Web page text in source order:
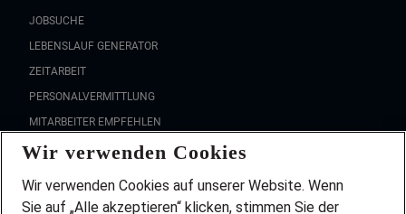
JOBSUCHE
LEBENSLAUF GENERATOR
ZEITARBEIT
PERSONALVERMITTLUNG
MITARBEITER EMPFEHLEN
FAQ
Wir stellen ein!
DEINE BERUFSGRUPPE
Wir verwenden Cookies
Wir verwenden Cookies auf unserer Website. Wenn
Sie auf „Alle akzeptieren“ klicken, stimmen Sie der